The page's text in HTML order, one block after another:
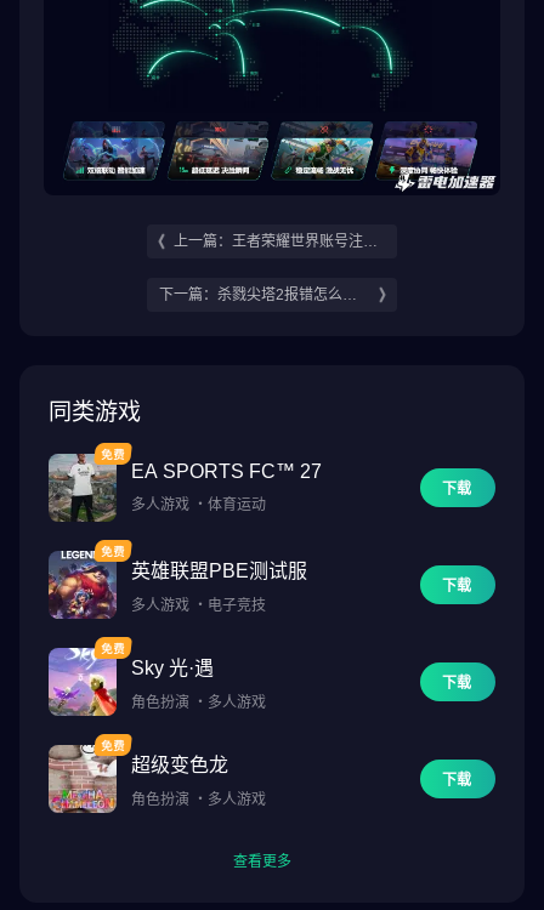
上一篇：王者荣耀世界账号注册
下一篇：杀戮尖塔2报错怎么办
同类游戏
EA SPORTS FC™ 27
多人游戏 ・ 体育运动
下载
英雄联盟PBE测试服
多人游戏 ・ 电子竞技
下载
Sky 光·遇
角色扮演 ・ 多人游戏
下载
超级变色龙
角色扮演 ・ 多人游戏
下载
查看更多